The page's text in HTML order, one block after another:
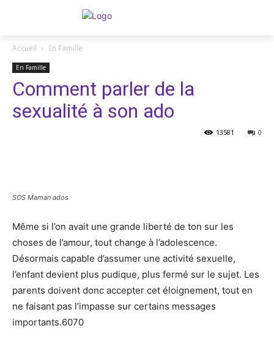
Accueil En Famille
En Famille
Comment parler de la
sexualité à son ado
0
13581
SOS Maman ados
Même si l’on avait une grande liberté de ton sur les
choses de l’amour, tout change à l’adolescence.
Désormais capable d’assumer une activité sexuelle,
l’enfant devient plus pudique, plus fermé sur le sujet. Les
parents doivent donc accepter cet éloignement, tout en
ne faisant pas l’impasse sur certains messages
importants.6070